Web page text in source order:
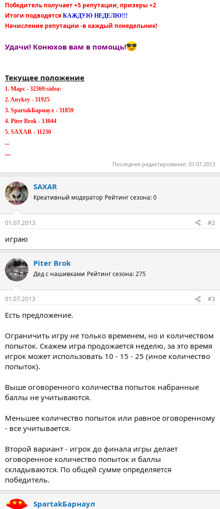
Победитель получает +5 репутации, призеры +2
Итоги подводятся КАЖДУЮ НЕДЕЛЮ!!!
Начисление репутации -в каждый понедельник!
Удачи! Конюхов вам в помощь!
Текущее положение
1. Марс - 32369:sidea:
2. Anykey - 31925
3. SpartakБарнаул - 31859
4. Piter Brok - 13044
5. SAXAR - 11230
...
...
Последнее редактирование: 07.07.2013
SAXAR
Креативный модератор Рейтинг сезона: 0
01.07.2013 #2
играю
Piter Brok
Дед с нашивками Рейтинг сезона: 275
01.07.2013 #3
Есть предложение.
Ограничить игру не только временем, но и количеством
попыток. Скажем игра продожается неделю, за это время
игрок может использовать 10 - 15 - 25 (иное количество
попыток).
Выше оговоренного количества попыток набранные
баллы не учитываются.
Меньшее количество попыток или равное оговоренному
- все учитывается.
Второй вариант - игрок до финала игры делает
оговоренное количество попыток и баллы
складываются. По общей сумме определяется
победитель.
SpartakБарнаул